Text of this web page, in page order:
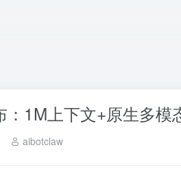
1M上下文+原生多模
aibotclaw